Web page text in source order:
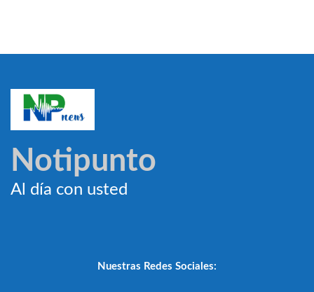
Notipunto
Al día con usted
Nuestras Redes Sociales: